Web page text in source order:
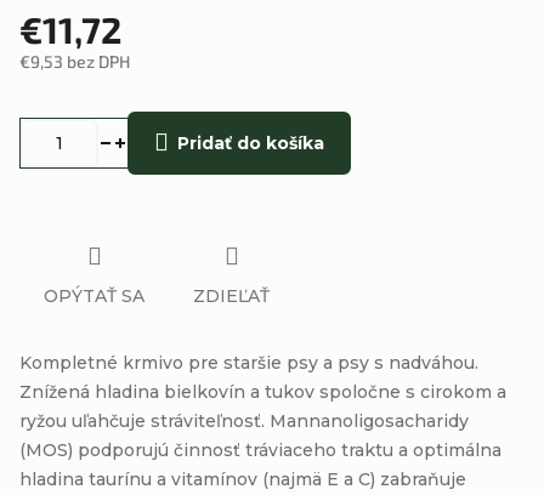
€11,72
€9,53 bez DPH
Pridať do košíka
Kompletné krmivo pre staršie psy a psy s nadváhou.
Znížená hladina bielkovín a tukov spoločne s cirokom a
ryžou uľahčuje stráviteľnosť. Mannanoligosacharidy
(MOS) podporujú činnosť tráviaceho traktu a optimálna
hladina taurínu a vitamínov (najmä E a C) zabraňuje
OPÝTAŤ SA ZDIEĽAŤ